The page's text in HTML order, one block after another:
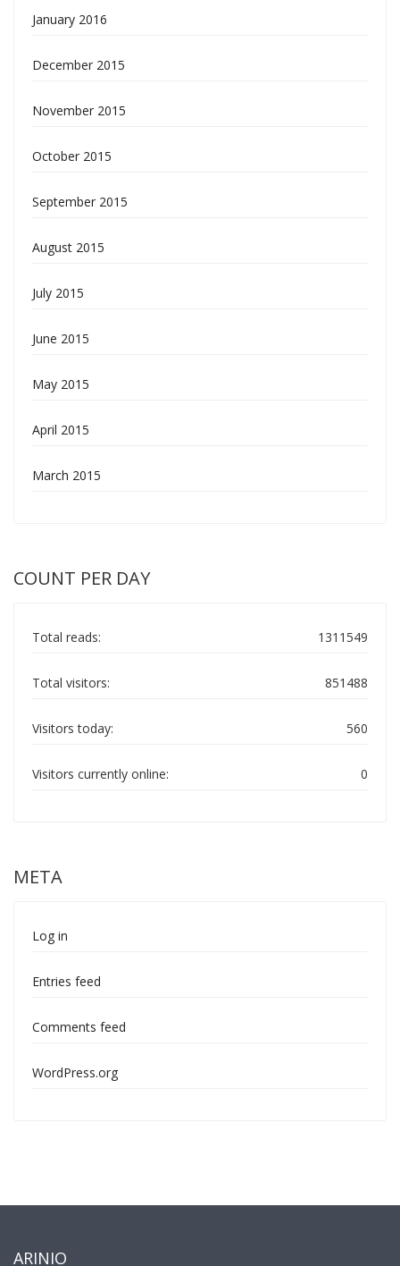
January 2016
December 2015
November 2015
October 2015
September 2015
August 2015
July 2015
June 2015
May 2015
April 2015
March 2015
COUNT PER DAY
1311549
Total reads:
851488
Total visitors:
560
Visitors today:
0
Visitors currently online:
META
Log in
Entries feed
Comments feed
WordPress.org
ARINIO